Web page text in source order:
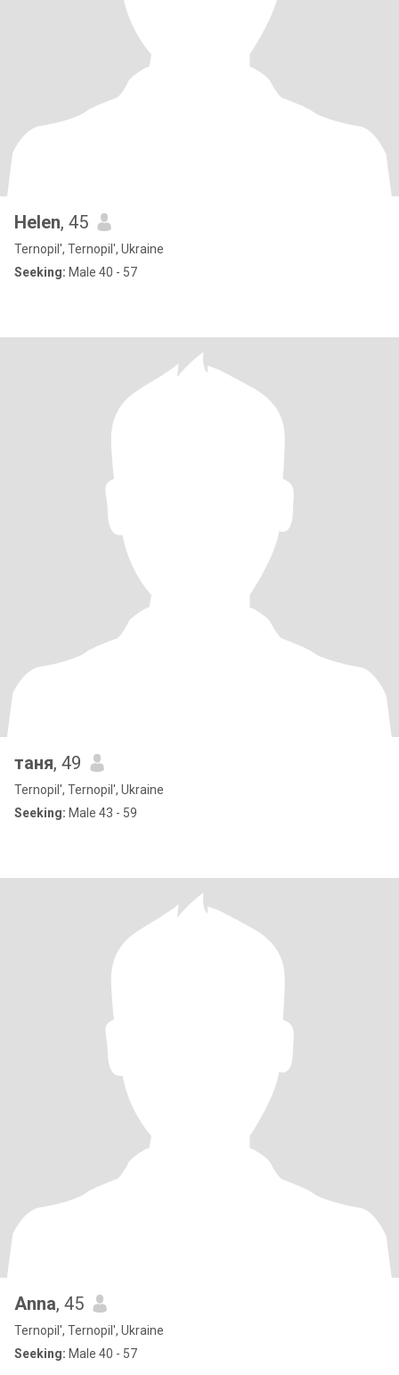
Helen, 45
Ternopil', Ternopil', Ukraine
Seeking: Male 40 - 57
таня, 49
Ternopil', Ternopil', Ukraine
Seeking: Male 43 - 59
Anna, 45
Ternopil', Ternopil', Ukraine
Seeking: Male 40 - 57